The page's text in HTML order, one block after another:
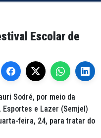
Escolar de
Sodré, por meio da
e Lazer (Semjel)
feira, 24, para tratar do